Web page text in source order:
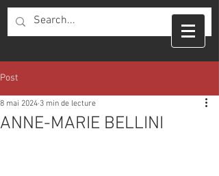
Post
ANNE-MARIE BELLINI
8 mai 2024 3 min de lecture